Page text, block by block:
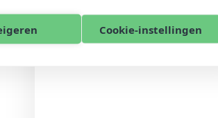
Cookie-instellingen